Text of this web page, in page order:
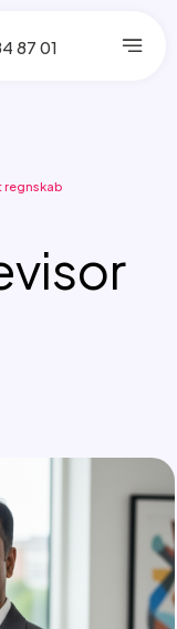
87 01
regnskab